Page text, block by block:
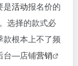
是活动报名价的
选择的款式必
根本上不了频
台—店铺营销